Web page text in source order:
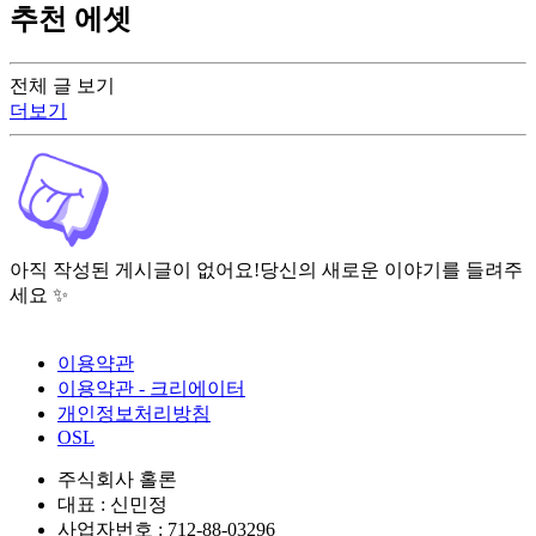
전체 글 보기
더보기
아직 작성된 게시글이 없어요!당신의 새로운 이야기를 들려주
세요 ✨
추천 에셋
이용약관
이용약관 - 크리에이터
개인정보처리방침
OSL
주식회사 홀론
대표 : 신민정
사업자번호 : 712-88-03296